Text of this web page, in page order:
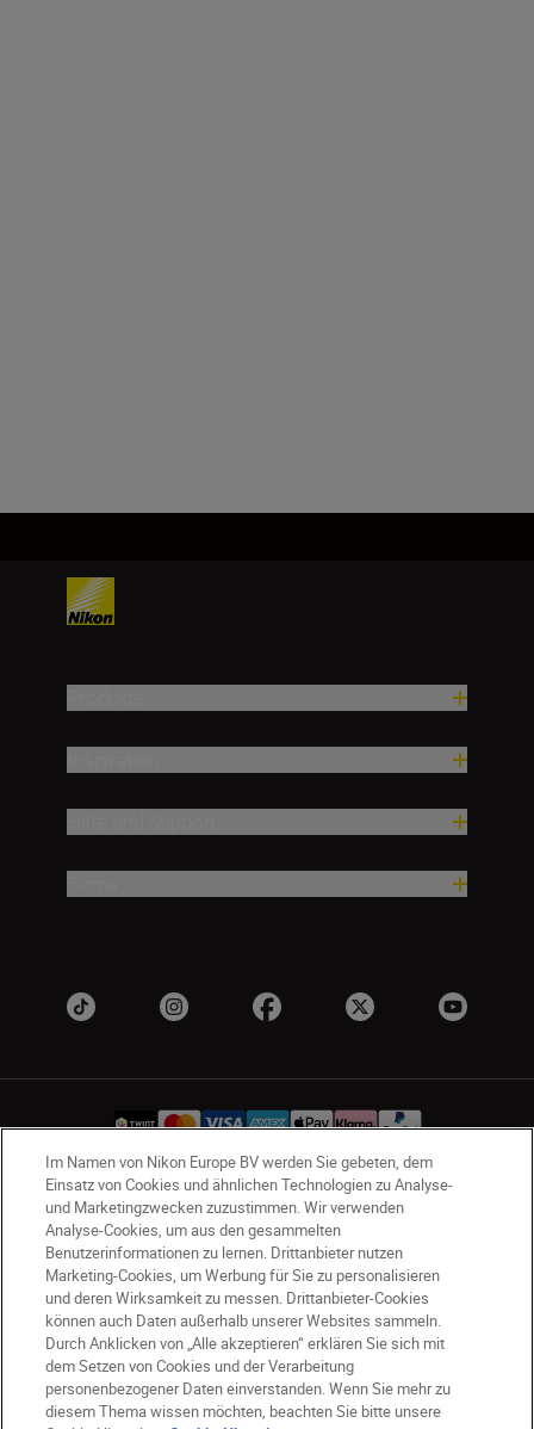
CH Nikon Sites
Kontaktieren Sie uns
Datenschutzhinweis
Nutzungsbedingungen
Geschäftsbedingungen des Nikon Stores
Cookie-Hinweise
Barrierefreiheit
Cookie-Einstellungen
© 2026 Nikon
Im Namen von Nikon Europe BV werden Sie gebeten, dem
Einsatz von Cookies und ähnlichen Technologien zu Analyse-
und Marketingzwecken zuzustimmen. Wir verwenden
Analyse-Cookies, um aus den gesammelten
Benutzerinformationen zu lernen. Drittanbieter nutzen
Marketing-Cookies, um Werbung für Sie zu personalisieren
und deren Wirksamkeit zu messen. Drittanbieter-Cookies
können auch Daten außerhalb unserer Websites sammeln.
Durch Anklicken von „Alle akzeptieren“ erklären Sie sich mit
dem Setzen von Cookies und der Verarbeitung
personenbezogener Daten einverstanden. Wenn Sie mehr zu
diesem Thema wissen möchten, beachten Sie bitte unsere